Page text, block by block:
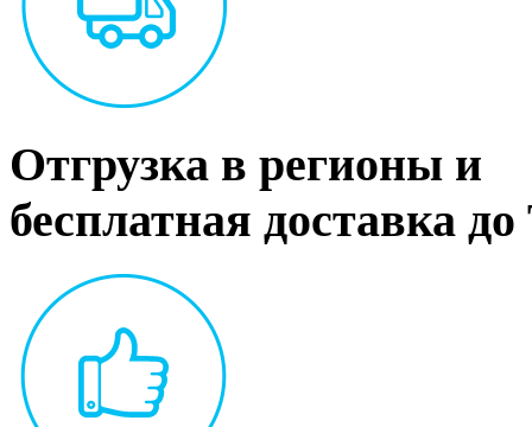
Отгрузка в регионы и
бесплатная доставка